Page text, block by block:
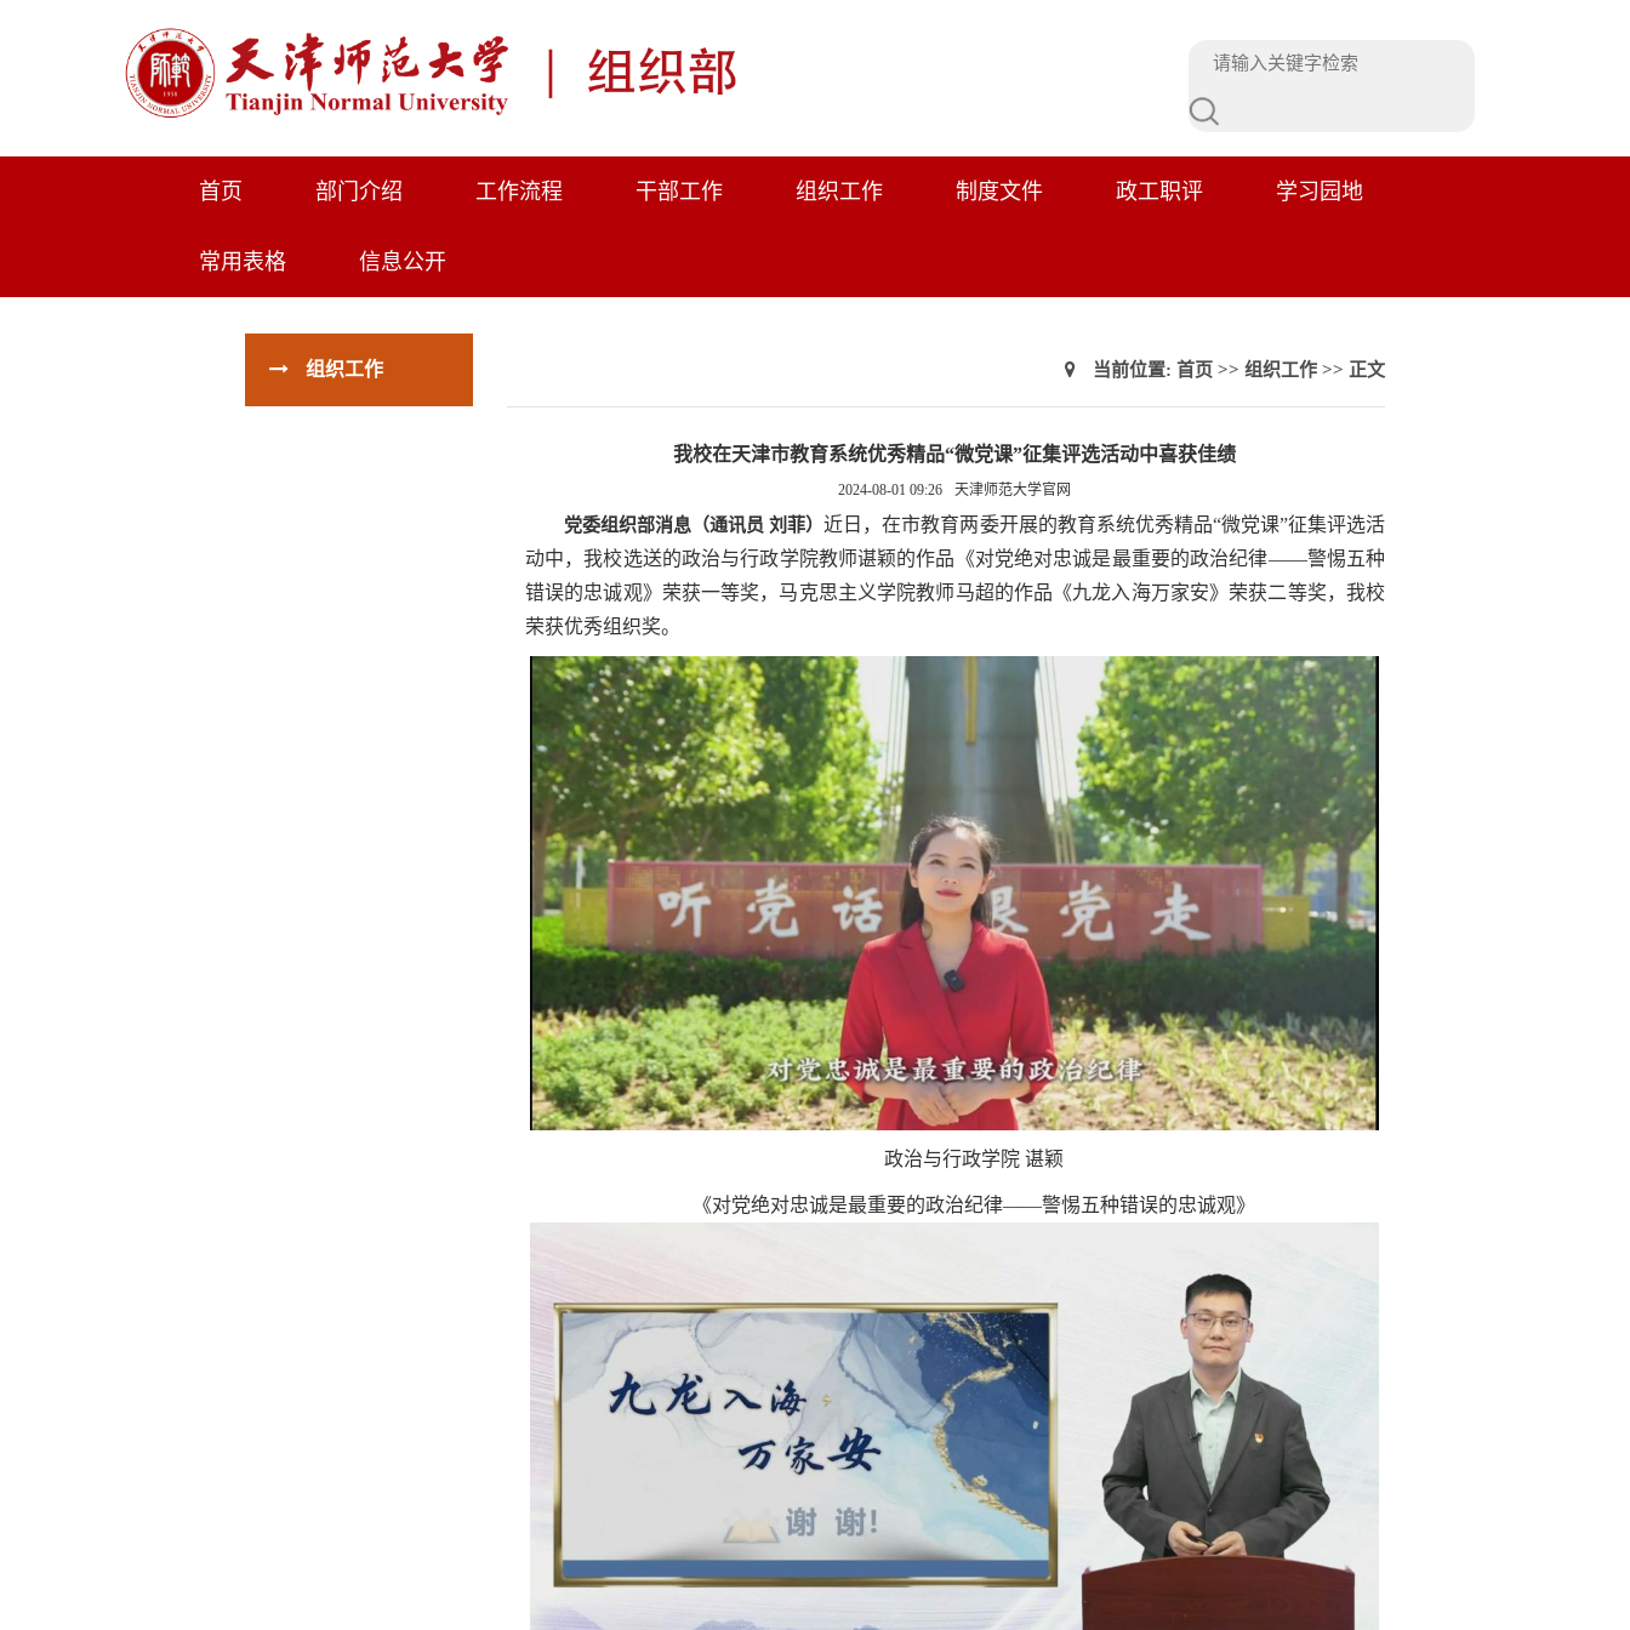
首页 部门介绍 工作流程 干部工作 组织工作 制度文件 政工职评 学习园地
常用表格 信息公开
组织工作 当前位置:首页 >>组织工作 >> 正文
我校在天津市教育系统优秀精品“微党课”征集评选活动中喜获佳绩
2024-08-01 09:26 天津师范大学官网
党委组织部消息（通讯员 刘菲）近日，在市教育两委开展的教育系统优秀精品“微党课”征集评选活
动中，我校选送的政治与行政学院教师谌颖的作品《对党绝对忠诚是最重要的政治纪律——警惕五种
错误的忠诚观》荣获一等奖，马克思主义学院教师马超的作品《九龙入海万家安》荣获二等奖，我校
荣获优秀组织奖。
政治与行政学院 谌颖
《对党绝对忠诚是最重要的政治纪律——警惕五种错误的忠诚观》